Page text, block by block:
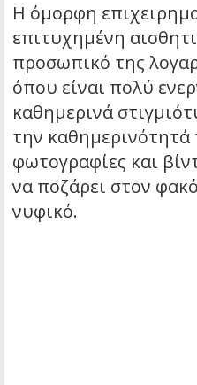
Η όμορφη
επιτυχημένη
προσωπικό της
όπου είναι πολύ
καθημερινά
την καθημερινότητά
φωτογραφίες και
να ποζάρει στον
νυφικό.